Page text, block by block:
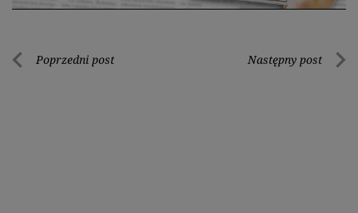
Nawigacja
Poprzedni post Następny post